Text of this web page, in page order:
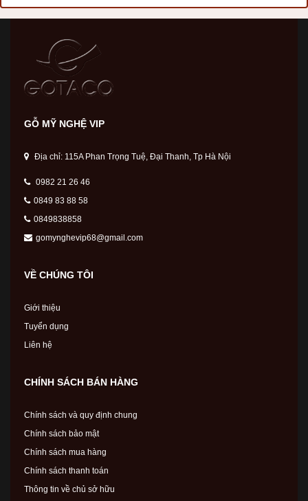
GỖ MỸ NGHỆ VIP
Địa chỉ: 115A Phan Trọng Tuệ, Đại Thanh, Tp Hà Nội
0982 21 26 46
0849 83 88 58
0849838858
gomynghevip68@gmail.com
VỀ CHÚNG TÔI
Giới thiệu
Tuyển dụng
Liên hệ
CHÍNH SÁCH BÁN HÀNG
Chính sách và quy định chung
Chính sách bảo mật
Chính sách mua hàng
Chính sách thanh toán
Thông tin về chủ sở hữu